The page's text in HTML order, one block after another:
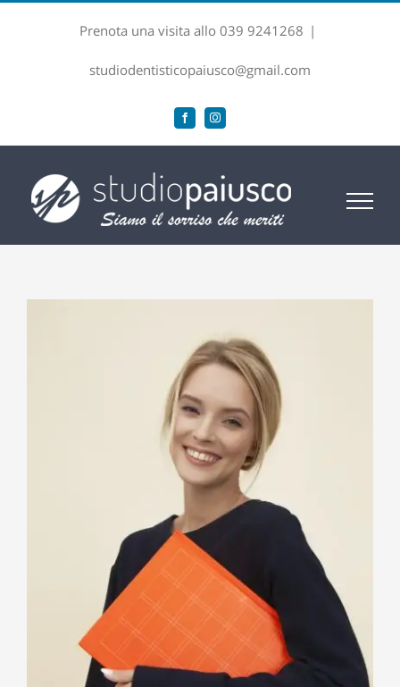
Prenota una visita allo 039 9241268 |
studiodentisticopaiusco@gmail.com
FacebookInstagram